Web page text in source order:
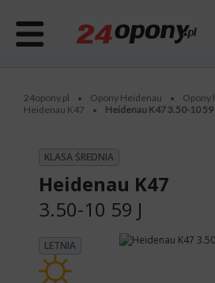
24opony.pl • Opony Heidenau • Opony
Heidenau K47 • Heidenau K47 3.50-10 59
KLASA ŚREDNIA
Heidenau K47
3.50-10 59 J
LETNIA